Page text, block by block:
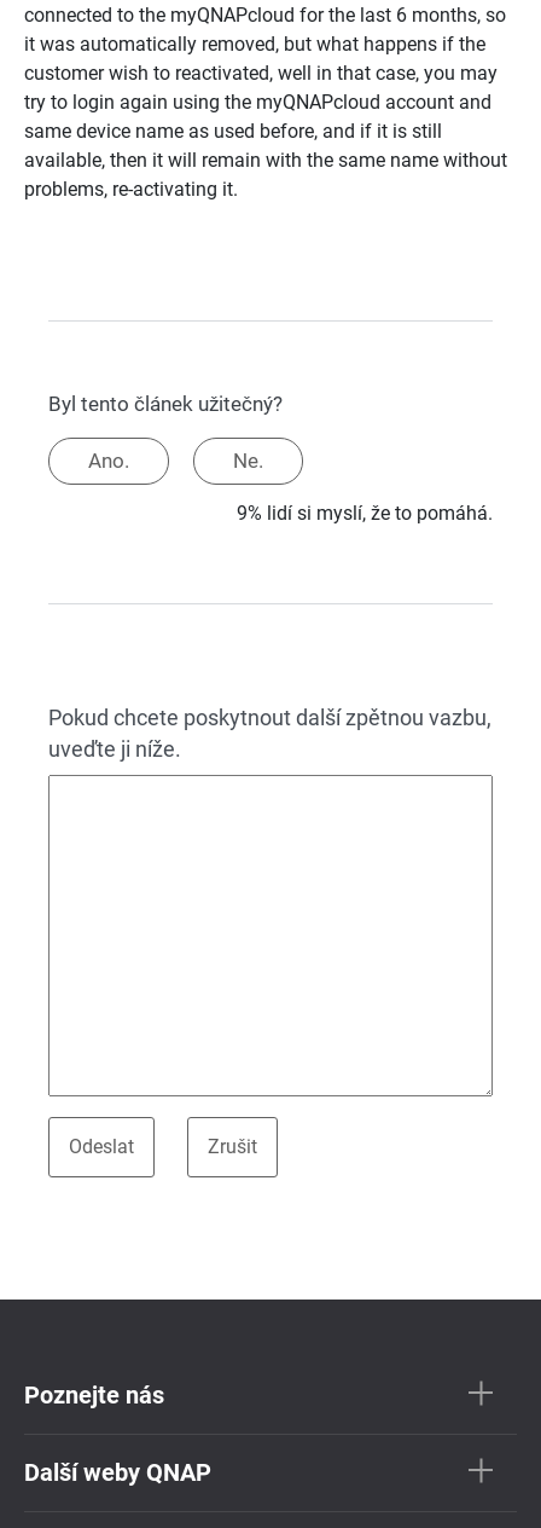
connected to the myQNAPcloud for the last 6 months, so
it was automatically removed, but what happens if the
customer wish to reactivated, well in that case, you may
try to login again using the myQNAPcloud account and
same device name as used before, and if it is still
available, then it will remain with the same name without
problems, re-activating it.
Byl tento článek užitečný?
Ano. Ne.
9% lidí si myslí, že to pomáhá.
Pokud chcete poskytnout další zpětnou vazbu,
uveďte ji níže.
Poznejte nás
Další weby QNAP